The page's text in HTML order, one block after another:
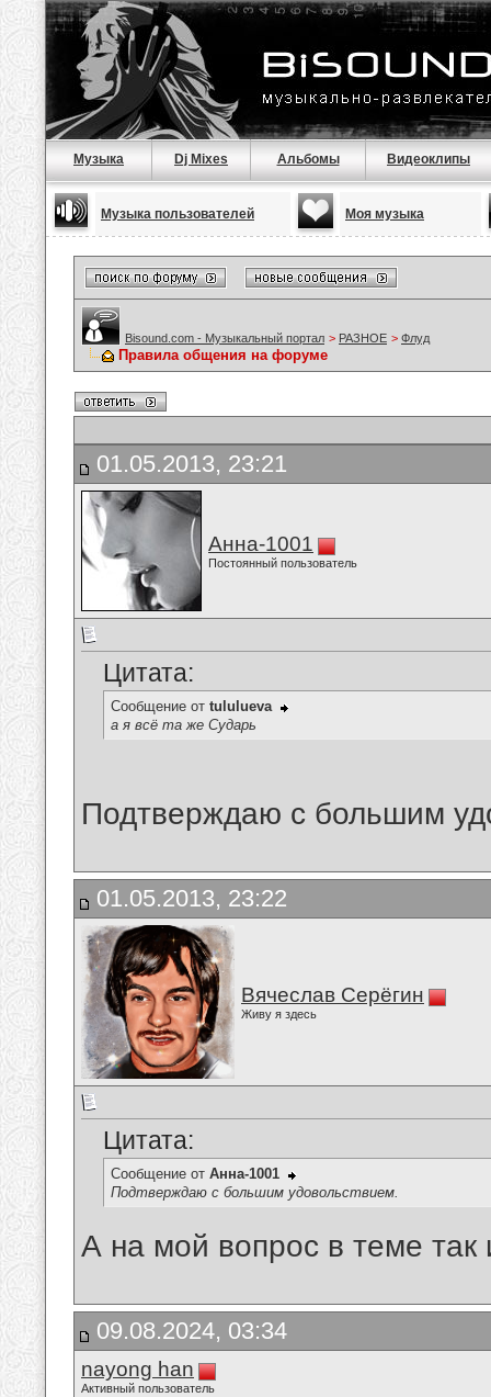
Музыка Dj Mixes Альбомы Видеоклипы
Музыка пользователей Моя музыка
Bisound.com - Музыкальный портал > РАЗНОЕ > Флуд
Правила общения на форуме
01.05.2013, 23:21
Анна-1001
Постоянный пользователь
Цитата:
Сообщение от tululueva
а я всё та же Сударь
Подтверждаю с большим
01.05.2013, 23:22
Вячеслав Серёгин
Живу я здесь
Цитата:
Сообщение от Анна-1001
Подтверждаю с большим удовольствием.
А на мой вопрос в теме так
09.08.2024, 03:34
nayong han
Активный пользователь